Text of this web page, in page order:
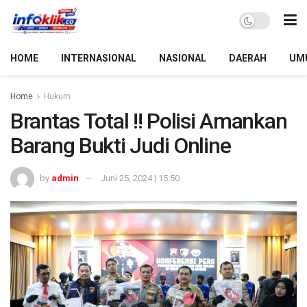
HOME INTERNASIONAL NASIONAL DAERAH
Home Hukum
Brantas Total !! Polisi Amankan
Barang Bukti Judi Online
by admin Juni 25, 2024 | 15:50